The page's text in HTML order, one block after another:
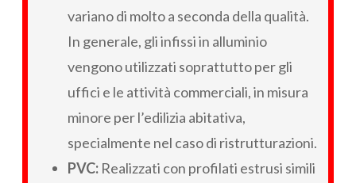
variano di molto a seconda della qualità.
In generale, gli infissi in alluminio
vengono utilizzati soprattutto per gli
uffici e le attività commerciali, in misura
minore per l’edilizia abitativa,
specialmente nel caso di ristrutturazioni.
PVC: Realizzati con profilati estrusi simili